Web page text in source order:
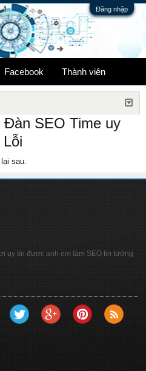
Đăng nhập
Facebook Thành viên
Đàn SEO Time uy
sau.
uy tín được anh em làm SEO tin tưởng